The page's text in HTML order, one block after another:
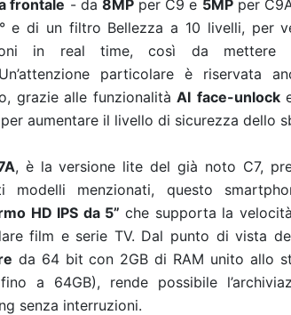
frontale - da 8MPper C9 e 5MPper
e di un filtro Bellezza a 10 livelli, per
in real time, così da
particolare è riservata
grazie alle funzionalità AI face-unlock
aumentare il livello di sicurezza dello
, è la versione lite del già noto C7,
modelli menzionati, questo
HD IPS da 5” che supporta la
film e serie TV. Dal punto di vista
da 64 bit con 2GB di RAM unito allo
a 64GB), rende possibile
senza interruzioni.